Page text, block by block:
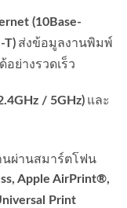
(10Base-
T)ส่งข้อมูลงานพิมพ์
ย่างรวดเร็ว
/ 5GHz)และ
ผ่านสมาร์ตโฟน
Apple AirPrint®,
Print